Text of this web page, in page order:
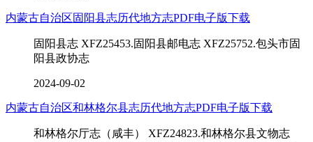
内蒙古自治区固阳县志历代地方志PDF电子版下载
固阳县志 XFZ25453.固阳县邮电志 XFZ25752.包头市固
阳县政协志
2024-09-02
内蒙古自治区和林格尔县志历代地方志PDF电子版下载
和林格尔厅志（咸丰） XFZ24823.和林格尔县文物志